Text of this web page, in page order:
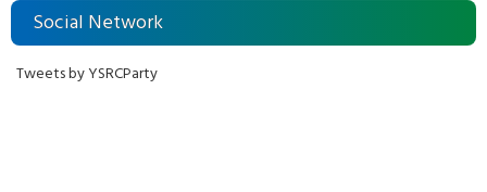
Social Network
Tweets by YSRCParty